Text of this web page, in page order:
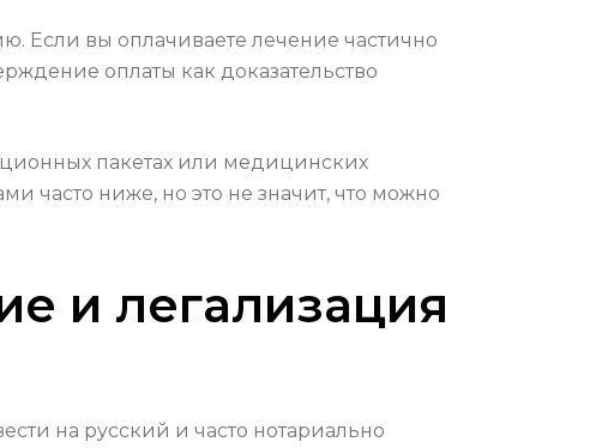
Если вы оплачиваете лечение частично
оплаты как доказательство
пакетах или медицинских
часто ниже, но это не значит, что можно
и легализация
на русский и часто нотариально